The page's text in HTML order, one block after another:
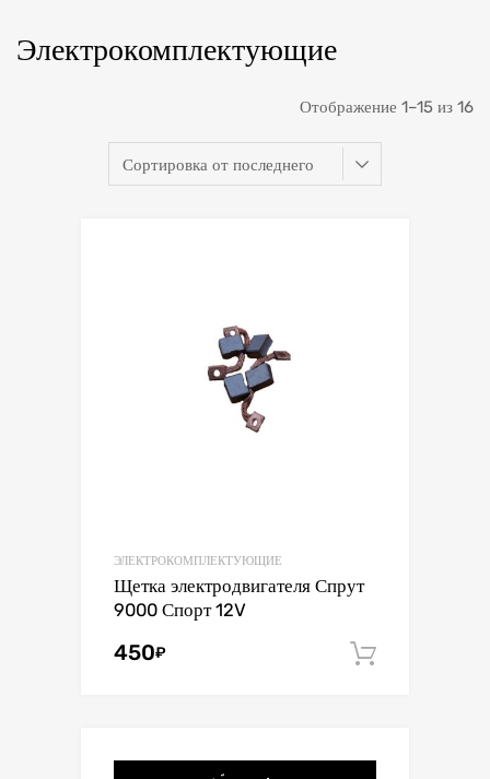
Электрокомплектующие
Отображение 1–15 из 16
ЭЛЕКТРОКОМПЛЕКТУЮЩИЕ
Щетка электродвигателя Спрут
9000 Спорт 12V
450₽